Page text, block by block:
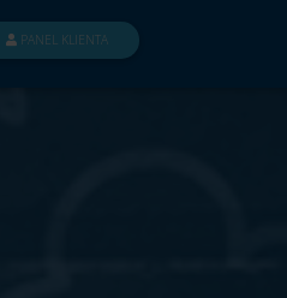
PANEL KLIENTA